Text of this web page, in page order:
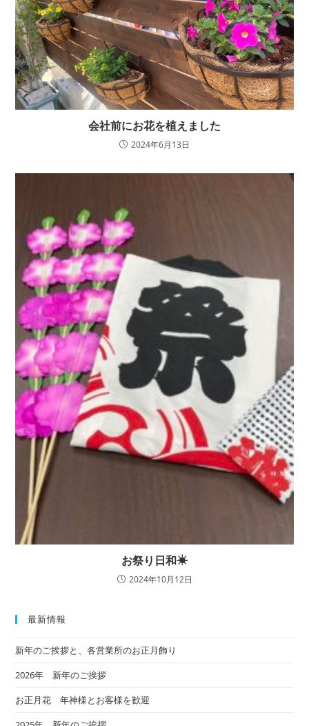
会社前にお花を植えました
2024年6月13日
お祭り日和☀
2024年10月12日
最新情報
新年のご挨拶と、各営業所のお正月飾り
2026年 新年のご挨拶
お正月花 年神様とお客様を歓迎